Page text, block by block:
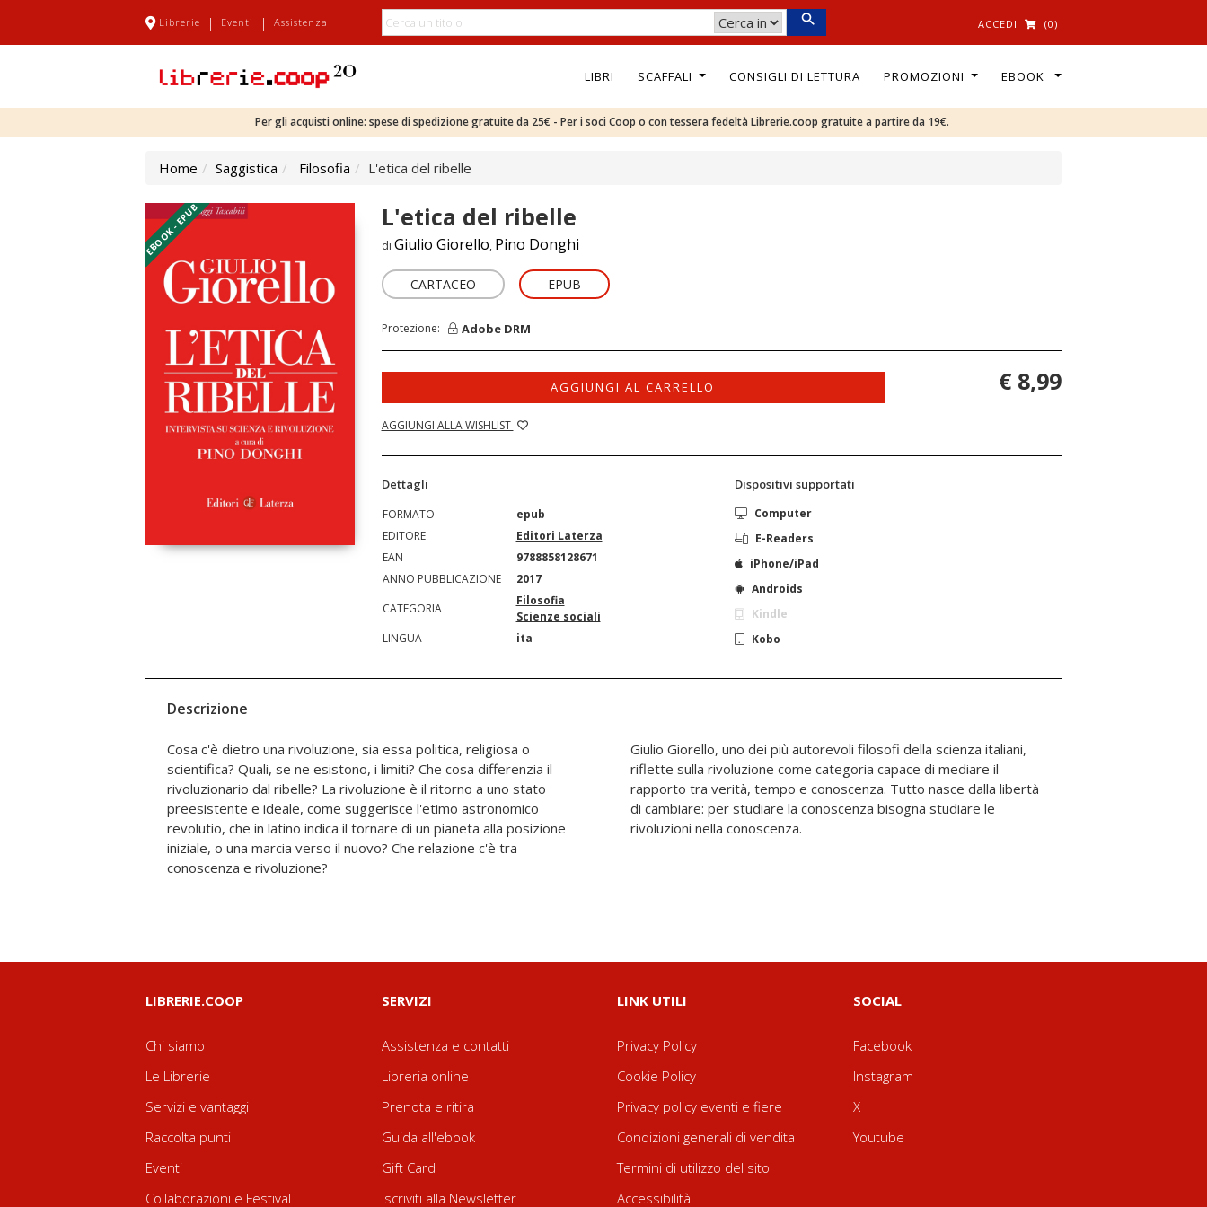
Librerie | Eventi | Assistenza ACCEDI (0)
LIBRI SCAFFALI CONSIGLI DI LETTURA PROMOZIONI EBOOK
Per gli acquisti online: spese di spedizione gratuite da 25€ - Per i soci Coop o con tessera fedeltà Librerie.coop gratuite a partire da 19€.
Home Saggistica Filosofia L'etica del ribelle
EBOOK - EPUB L'etica del ribelle
di Giulio Giorello, Pino Donghi
CARTACEO EPUB
Protezione: Adobe DRM
AGGIUNGI AL CARRELLO
AGGIUNGI ALLA WISHLIST
€ 8,99
Dettagli
FORMATO
epub
EDITORE
Editori Laterza
EAN
9788858128671
ANNO PUBBLICAZIONE
2017
CATEGORIA
Filosofia
Scienze sociali
LINGUA
ita
Dispositivi supportati
Computer
E-Readers
iPhone/iPad
Androids
Kindle
Kobo
Descrizione
Cosa c'è dietro una rivoluzione, sia essa politica, religiosa o
scientifica? Quali, se ne esistono, i limiti? Che cosa differenzia il
rivoluzionario dal ribelle? La rivoluzione è il ritorno a uno stato
preesistente e ideale, come suggerisce l'etimo astronomico
revolutio, che in latino indica il tornare di un pianeta alla posizione
iniziale, o una marcia verso il nuovo? Che relazione c'è tra
conoscenza e rivoluzione?
Giulio Giorello, uno dei più autorevoli filosofi della scienza italiani,
riflette sulla rivoluzione come categoria capace di mediare il
rapporto tra verità, tempo e conoscenza. Tutto nasce dalla libertà
di cambiare: per studiare la conoscenza bisogna studiare le
rivoluzioni nella conoscenza.
LIBRERIE.COOP
Chi siamo
Le Librerie
Servizi e vantaggi
Raccolta punti
Eventi
Collaborazioni e Festival
SERVIZI
Assistenza e contatti
Libreria online
Prenota e ritira
Guida all'ebook
Gift Card
Iscriviti alla Newsletter
LINK UTILI
Privacy Policy
Cookie Policy
Privacy policy eventi e fiere
Condizioni generali di vendita
Termini di utilizzo del sito
Accessibilità
SOCIAL
Facebook
Instagram
X
Youtube